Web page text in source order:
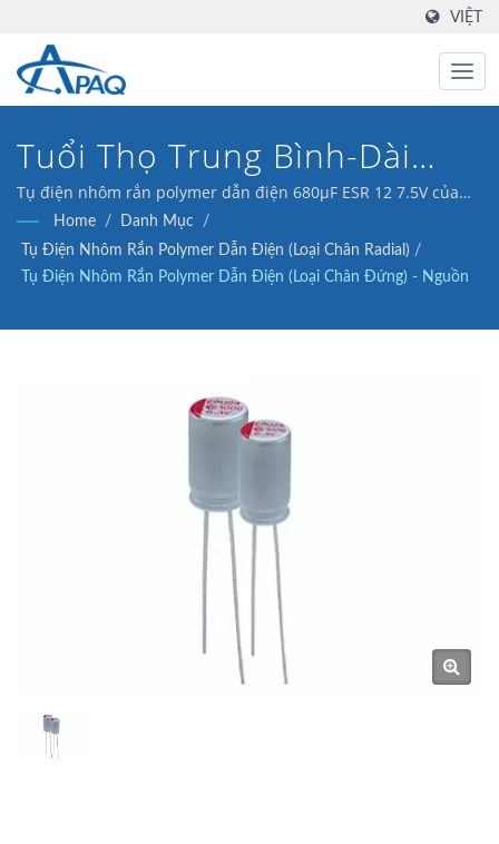
VIỆT
Tuổi Thọ Trung Bình-Dài
3000 Giờ@105°C, Dải 6.3-
35V, Hiệu Suất Và Chi Phí
Cân Bằng.
Tụ điện nhôm rắn polymer dẫn điện 680μF ESR 12 7.5V của
chúng tôi (loại chân radial) được thiết kế để đáp ứng các bộ
chuyển đổi DC-DC, bộ điều chỉnh điện áp và ứng dụng tách.
Home / Danh Mục
/
Tụ Điện Nhôm Rắn Polymer Dẫn Điện (Loại Chân Radial) /
Tụ Điện Nhôm Rắn Polymer Dẫn Điện (Loại Chân Đứng) - Nguồn